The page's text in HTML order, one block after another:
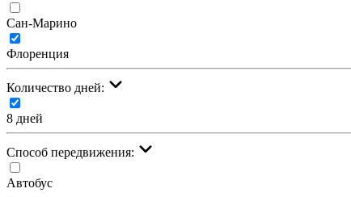
Сан-Марино
Флоренция
Количество дней:
8 дней
Cпособ передвижения:
Автобус